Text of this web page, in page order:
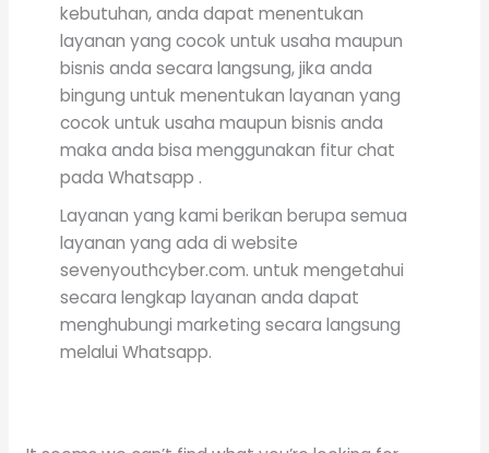
kebutuhan, anda dapat menentukan
layanan yang cocok untuk usaha maupun
bisnis anda secara langsung, jika anda
bingung untuk menentukan layanan yang
cocok untuk usaha maupun bisnis anda
maka anda bisa menggunakan fitur chat
pada Whatsapp .
Layanan yang kami berikan berupa semua
layanan yang ada di website
sevenyouthcyber.com. untuk mengetahui
secara lengkap layanan anda dapat
menghubungi marketing secara langsung
melalui Whatsapp.